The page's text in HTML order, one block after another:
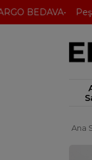
BEDAVA Peşin
Ana